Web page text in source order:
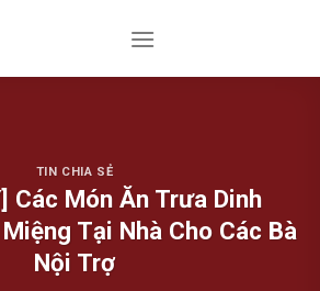
TIN CHIA SẺ
Các Món Ăn Trưa Dinh
Tại Nhà Cho Các Bà
Nội Trợ